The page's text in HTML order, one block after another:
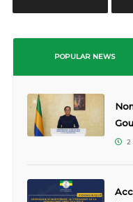
POPULAR NEWS
2